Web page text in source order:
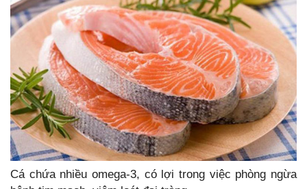
Cá chứa nhiều omega-3, có lợi trong việc phòng ngừa